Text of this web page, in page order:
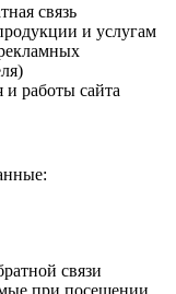
связь
и услугам
и работы сайта
связи